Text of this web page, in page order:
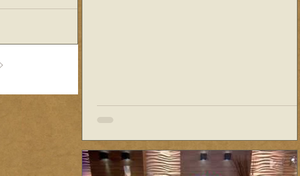
korábban már